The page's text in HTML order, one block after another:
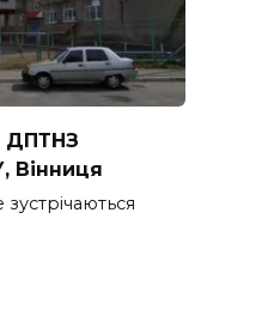
ДПТНЗ
Вінниця